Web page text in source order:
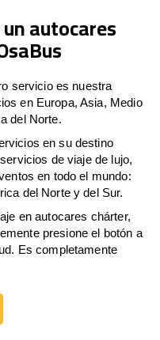
autocares
servicio es nuestra
en Europa, Asia, Medio
del Norte.
en su destino
de viaje de lujo,
en todo el mundo:
del Norte y del Sur.
en autocares chárter,
presione el botón a
Es completamente